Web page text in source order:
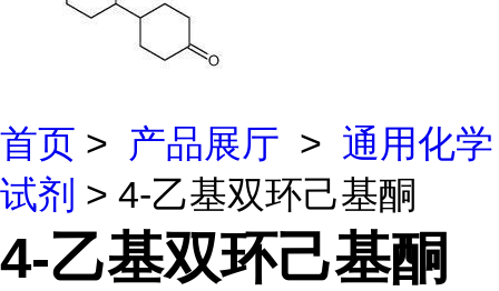
首页 > 产品展厅 > 通用化学
试剂 > 4-乙基双环己基酮
4-乙基双环己基酮